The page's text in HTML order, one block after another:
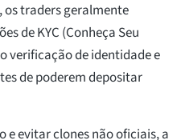
os traders geralmente
de KYC (Conheça Seu
verificação de identidade e
de poderem depositar
e evitar clones não oficiais, a